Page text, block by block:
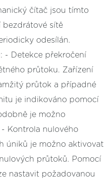
čítač jsou tímto
bezdrátové sítě
odesílán.
- Detekce překročení
průtoku. Zařízení
průtok a případné
je indikováno pomocí
je možno
Kontrola nulového
úniků je možno aktivovat
průtoků. Pomocí
nastavit požadovanou